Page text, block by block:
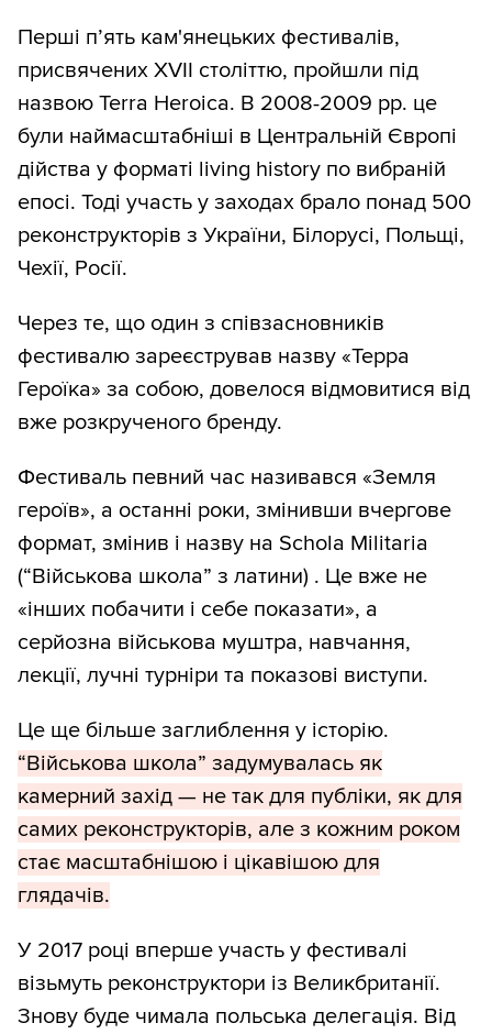
Перші п’ять кам'янецьких фестивалів,
присвячених XVII століттю, пройшли під
назвою Terra Heroica. В 2008-2009 рр. це
були наймасштабніші в Центральній Європі
дійства у форматі living history по вибраній
епосі. Тоді участь у заходах брало понад 500
реконструкторів з України, Білорусі, Польщі,
Чехії, Росії.
Через те, що один з співзасновників
фестивалю зареєстрував назву «Терра
Героїка» за собою, довелося відмовитися від
вже розкрученого бренду.
Фестиваль певний час називався «Земля
героїв», а останні роки, змінивши вчергове
формат, змінив і назву на Schola Militaria
(“Військова школа” з латини) . Це вже не
«інших побачити і себе показати», а
серйозна військова муштра, навчання,
лекції, лучні турніри та показові виступи.
Це ще більше заглиблення у історію.
“Військова школа” задумувалась як
камерний захід — не так для публіки, як для
самих реконструкторів, але з кожним роком
стає масштабнішою і цікавішою для
глядачів.
У 2017 році вперше участь у фестивалі
візьмуть реконструктори із Великбританії.
Знову буде чимала польська делегація. Від